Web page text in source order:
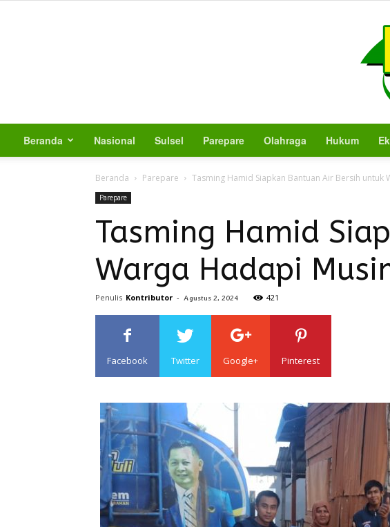
Beranda Nasional Sulsel Parepare Olahraga Hukum
Beranda Parepare Tasming Hamid Siapkan Bantuan Air Bersih untuk
Parepare
Tasming Hamid
Warga Hadapi
Penulis Kontributor - Agustus 2, 2024 421
Facebook Twitter Google+ Pinterest